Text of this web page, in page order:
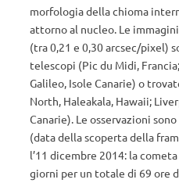
morfologia della chioma
attorno al nucleo. Le
(tra 0,21 e 0,30 arcsec/pixel)
telescopi (Pic du Midi,
Galileo, Isole Canarie) o
North, Haleakala, Hawaii;
Canarie). Le osservazioni
(data della scoperta della
l’11 dicembre 2014: la
giorni per un totale di 69 ore